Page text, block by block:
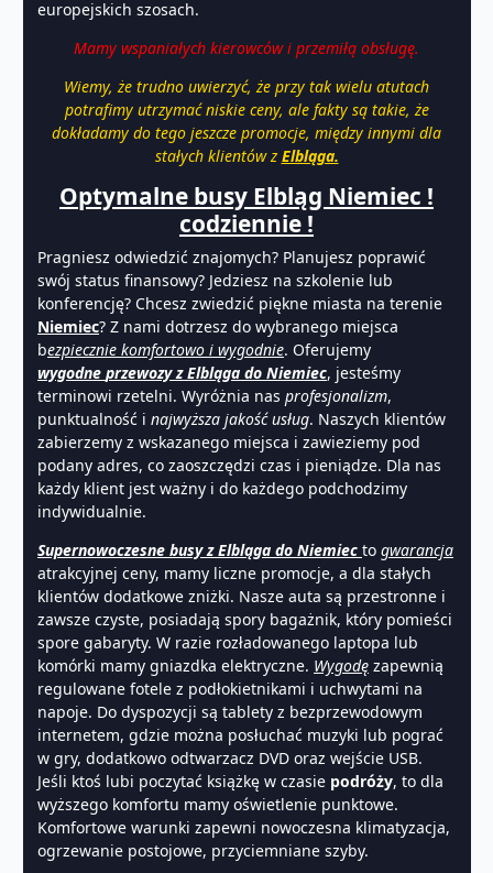
europejskich szosach.
Mamy wspaniałych kierowców i przemiłą obsługę.
Wiemy, że trudno uwierzyć, że przy tak wielu atutach
potrafimy utrzymać niskie ceny, ale fakty są takie, że
dokładamy do tego jeszcze promocje, między innymi dla
stałych klientów z Elbląga.
Optymalne busy Elbląg Niemiec !
codziennie !
Pragniesz odwiedzić znajomych? Planujesz poprawić
swój status finansowy? Jedziesz na szkolenie lub
konferencję? Chcesz zwiedzić piękne miasta na terenie
Niemiec? Z nami dotrzesz do wybranego miejsca
bezpiecznie komfortowo i wygodnie. Oferujemy
wygodne przewozy zElbląga do Niemiec, jesteśmy
terminowi rzetelni. Wyróżnia nas profesjonalizm,
punktualność i najwyższa jakość usług. Naszych klientów
zabierzemy z wskazanego miejsca i zawieziemy pod
podany adres, co zaoszczędzi czas i pieniądze. Dla nas
każdy klient jest ważny i do każdego podchodzimy
indywidualnie.
Supernowoczesne busy z Elbląga do Niemiec to gwarancja
atrakcyjnej ceny, mamy liczne promocje, a dla stałych
klientów dodatkowe zniżki. Nasze auta są przestronne i
zawsze czyste, posiadają spory bagażnik, który pomieści
spore gabaryty. W razie rozładowanego laptopa lub
komórki mamy gniazdka elektryczne. Wygodę zapewnią
regulowane fotele z podłokietnikami i uchwytami na
napoje. Do dyspozycji są tablety z bezprzewodowym
internetem, gdzie można posłuchać muzyki lub pograć
w gry, dodatkowo odtwarzacz DVD oraz wejście USB.
Jeśli ktoś lubi poczytać książkę w czasie podróży, to dla
wyższego komfortu mamy oświetlenie punktowe.
Komfortowe warunki zapewni nowoczesna klimatyzacja,
ogrzewanie postojowe, przyciemniane szyby.